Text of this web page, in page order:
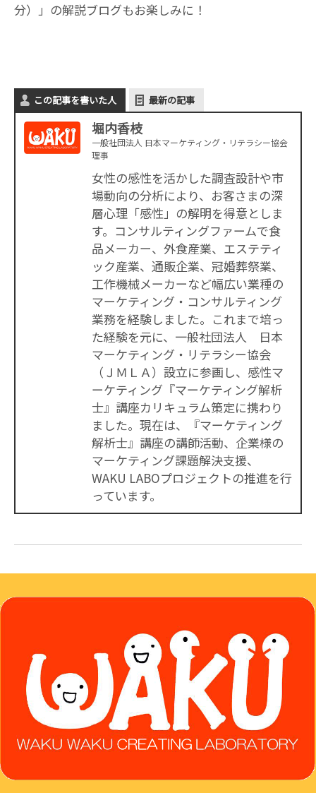
分）」の解説ブログもお楽しみに！
この記事を書いた人 最新の記事
堀内香枝
一般社団法人 日本マーケティング・リテラシー協会
理事
女性の感性を活かした調査設計や市
場動向の分析により、お客さまの深
層心理「感性」の解明を得意としま
す。コンサルティングファームで食
品メーカー、外食産業、エステティ
ック産業、通販企業、冠婚葬祭業、
工作機械メーカーなど幅広い業種の
マーケティング・コンサルティング
業務を経験しました。これまで培っ
た経験を元に、一般社団法人 日本
マーケティング・リテラシー協会
（ＪＭＬＡ）設立に参画し、感性マ
ーケティング『マーケティング解析
士』講座カリキュラム策定に携わり
ました。現在は、『マーケティング
解析士』講座の講師活動、企業様の
マーケティング課題解決支援、
WAKU LABOプロジェクトの推進を行
っています。